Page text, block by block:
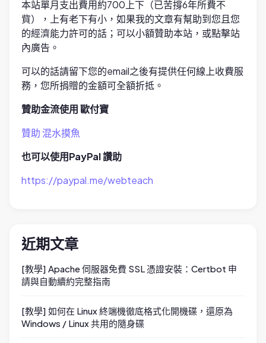
本站單月支出費用約700上下（已苦撐6年所費不
貲），上有老下有小，如果我的文章有幫助到您且您
的經濟能力許可的話；可以小額贊助本站，或點擊站
內廣告。
可以的話請留下您的email之後有提供任何線上收費服
務，您所捐贈的金額可全額折抵。
贊助金流使用 歐付寶
贊助 混水摸魚
也可以使用PayPal 讚助
https://paypal.me/webteach
近期文章
[教學] Apache 伺服器免費 SSL 憑證安裝：Certbot 申
請與自動續約完整指南
[教學] 如何在 Linux 終端機徹底格式化開機碟，還原為
Windows / Linux 共用的隨身碟